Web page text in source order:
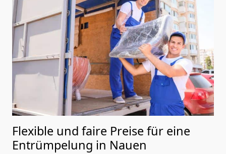
Flexible und faire Preise für eine
Entrümpelung in Nauen